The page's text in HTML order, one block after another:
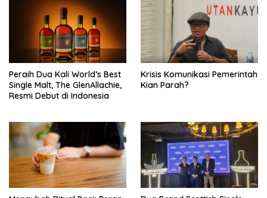
Peraih Dua Kali World’s Best
Single Malt, The GlenAllachie,
Resmi Debut di Indonesia
Krisis Komunikasi Pemerintah
Kian Parah?